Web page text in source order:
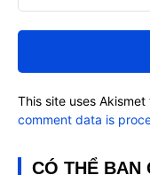
luận:
This site uses
comment data is
CÓ THỂ BẠN